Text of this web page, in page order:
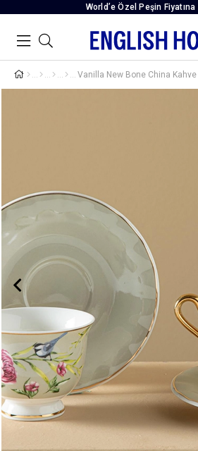
World’e Özel Peşin Fiyatına